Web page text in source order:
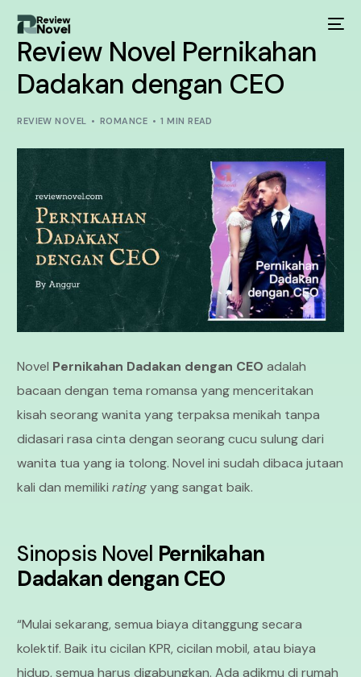
Review Novel Pernikahan
Dadakan dengan CEO
REVIEW NOVEL ROMANCE 1 MIN READ
Novel Pernikahan Dadakan dengan CEOadalah
bacaan dengan tema romansa yang menceritakan
kisah seorang wanita yang terpaksa menikah tanpa
didasari rasa cinta dengan seorang cucu sulung dari
wanita tua yang ia tolong. Novel ini sudah dibaca jutaan
kali dan memilikiratingyang sangat baik.
Sinopsis Novel Pernikahan
Dadakan dengan CEO
“Mulai sekarang, semua biaya ditanggung secara
kolektif. Baik itu cicilan KPR, cicilan mobil, atau biaya
hidup, semua harus digabungkan. Ada adikmu di rumah